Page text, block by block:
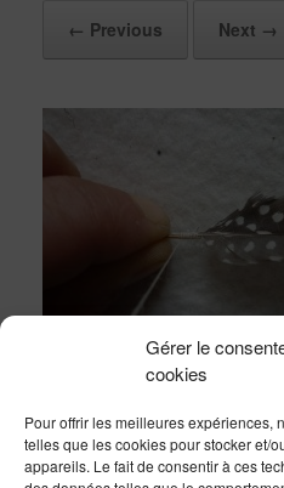
Gérer le
cookies
Pour offrir les meilleures expériences,
telles que les cookies pour stocker et/
appareils. Le fait de consentir à ces
← Previous
Next →